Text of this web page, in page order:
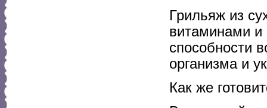
Грильяж из
витаминами и
способности
организма и
Как же